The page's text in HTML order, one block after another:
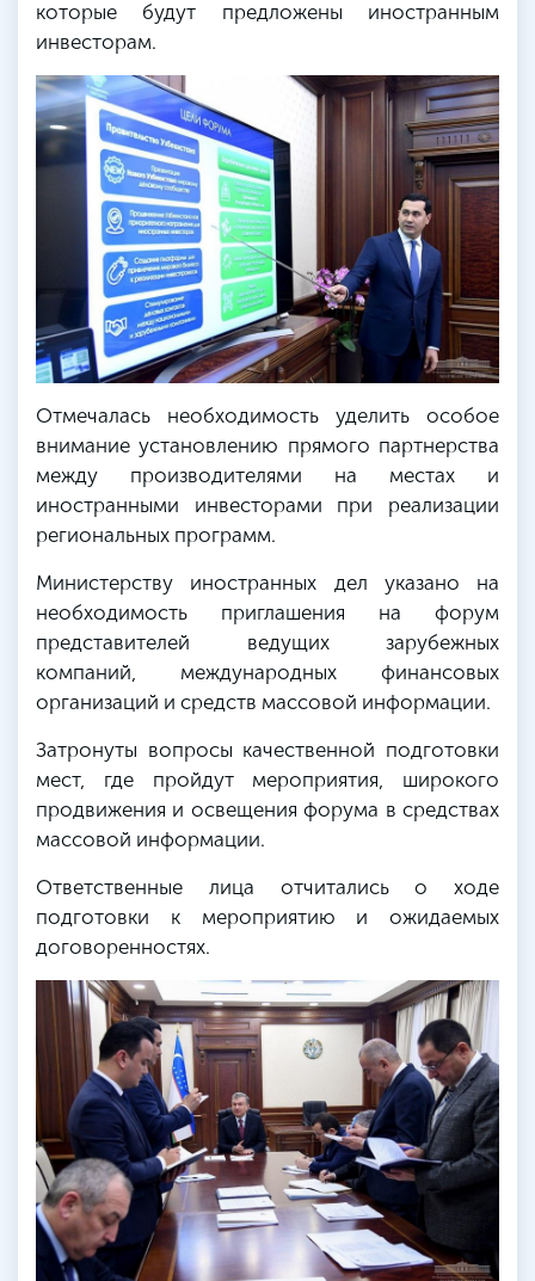
которые будут предложены иностранным
инвесторам.
Отмечалась необходимость уделить особое
внимание установлению прямого партнерства
между производителями на местах и
иностранными инвесторами при реализации
региональных программ.
Министерству иностранных дел указано на
необходимость приглашения на форум
представителей ведущих зарубежных
компаний, международных финансовых
организаций и средств массовой информации.
Затронуты вопросы качественной подготовки
мест, где пройдут мероприятия, широкого
продвижения и освещения форума в средствах
массовой информации.
Ответственные лица отчитались о ходе
подготовки к мероприятию и ожидаемых
договоренностях.